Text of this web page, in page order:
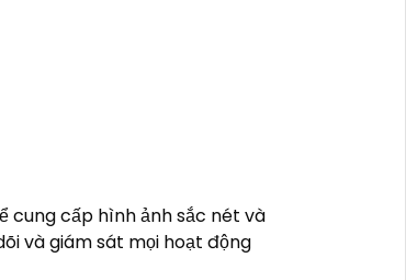
cung cấp hình ảnh sắc nét và
và giám sát mọi hoạt động